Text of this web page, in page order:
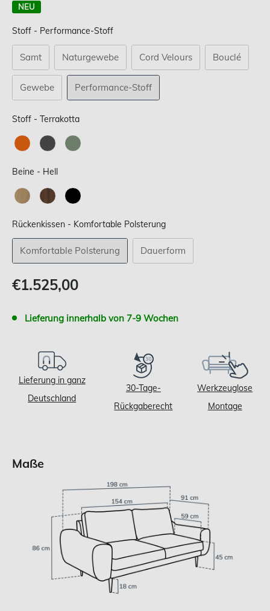
NEU
Stoff - Performance-StoffStoff
Samt Naturgewebe Cord Velours Bouclé
Gewebe Performance-Stoff
Stoff
Stoff - Terrakotta
Beine - HellBeine
Rückenkissen - Komfortable PolsterungRückenkissen
Komfortable Polsterung Dauerform
Verkaufspreis
€1.525,00
Lieferung innerhalb von 7-9 Wochen
Lieferung in ganz
Deutschland
30-Tage-
Rückgaberecht
Werkzeuglose
Montage
Maße